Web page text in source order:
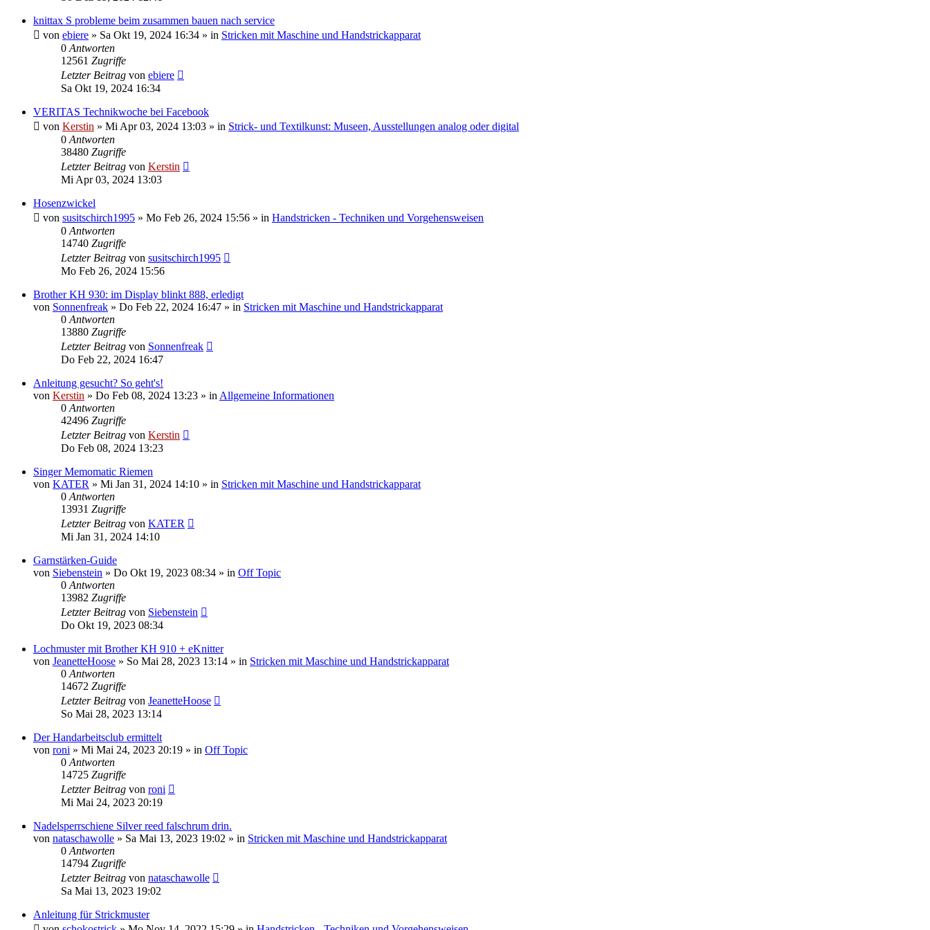
knittax S probleme beim zusammen bauen nach service
von ebiere » Sa Okt 19, 2024 16:34 » in Stricken mit Maschine und Handstrickapparat
0 Antworten
12561 Zugriffe
Letzter Beitrag von ebiere
Sa Okt 19, 2024 16:34
VERITAS Technikwoche bei Facebook
von Kerstin » Mi Apr 03, 2024 13:03 » in Strick- und Textilkunst: Museen, Ausstellungen analog oder digital
0 Antworten
38480 Zugriffe
Letzter Beitrag von Kerstin
Mi Apr 03, 2024 13:03
Hosenzwickel
von susitschirch1995 » Mo Feb 26, 2024 15:56 » in Handstricken - Techniken und Vorgehensweisen
0 Antworten
14740 Zugriffe
Letzter Beitrag von susitschirch1995
Mo Feb 26, 2024 15:56
Brother KH 930: im Display blinkt 888, erledigt
von Sonnenfreak » Do Feb 22, 2024 16:47 » in Stricken mit Maschine und Handstrickapparat
0 Antworten
13880 Zugriffe
Letzter Beitrag von Sonnenfreak
Do Feb 22, 2024 16:47
Anleitung gesucht? So geht's!
von Kerstin » Do Feb 08, 2024 13:23 » in Allgemeine Informationen
0 Antworten
42496 Zugriffe
Letzter Beitrag von Kerstin
Do Feb 08, 2024 13:23
Singer Memomatic Riemen
von KATER » Mi Jan 31, 2024 14:10 » in Stricken mit Maschine und Handstrickapparat
0 Antworten
13931 Zugriffe
Letzter Beitrag von KATER
Mi Jan 31, 2024 14:10
Garnstärken-Guide
von Siebenstein » Do Okt 19, 2023 08:34 » in Off Topic
0 Antworten
13982 Zugriffe
Letzter Beitrag von Siebenstein
Do Okt 19, 2023 08:34
Lochmuster mit Brother KH 910 + eKnitter
von JeanetteHoose » So Mai 28, 2023 13:14 » in Stricken mit Maschine und Handstrickapparat
0 Antworten
14672 Zugriffe
Letzter Beitrag von JeanetteHoose
So Mai 28, 2023 13:14
Der Handarbeitsclub ermittelt
von roni » Mi Mai 24, 2023 20:19 » in Off Topic
0 Antworten
14725 Zugriffe
Letzter Beitrag von roni
Mi Mai 24, 2023 20:19
Nadelsperrschiene Silver reed falschrum drin.
von nataschawolle » Sa Mai 13, 2023 19:02 » in Stricken mit Maschine und Handstrickapparat
0 Antworten
14794 Zugriffe
Letzter Beitrag von nataschawolle
Sa Mai 13, 2023 19:02
Anleitung für Strickmuster